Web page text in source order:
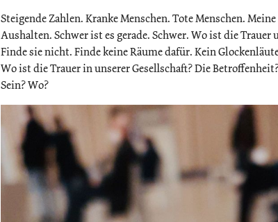
Steigende Zahlen. Kranke Menschen. Tote Menschen.
Aushalten. Schwer ist es gerade. Schwer. Wo ist die Trauer
Finde sie nicht. Finde keine Räume dafür. Kein
Wo ist die Trauer in unserer Gesellschaft? Die
Sein? Wo?